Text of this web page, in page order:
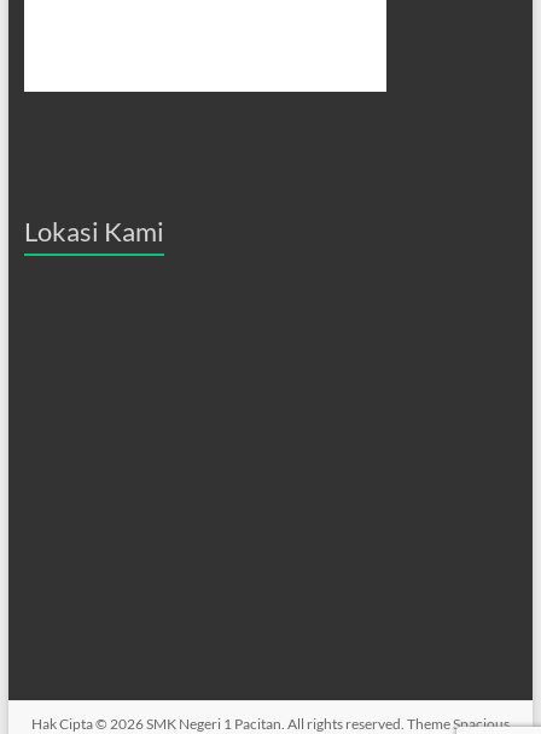
Lokasi Kami
Hak Cipta © 2026SMK Negeri 1 Pacitan. All rights reserved. ThemeSpacious